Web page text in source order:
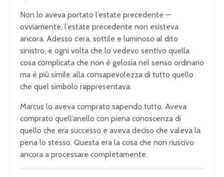
Non lo aveva portato l’estate precedente —
ovviamente, l’estate precedente non esisteva
ancora. Adesso c’era, sottile e luminoso al dito
sinistro, e ogni volta che lo vedevo sentivo quella
cosa complicata che non è gelosia nel senso ordinario
ma è più simile alla consapevolezza di tutto quello
che quel simbolo rappresentava.
Marcus lo aveva comprato sapendo tutto. Aveva
comprato quell’anello con piena conoscenza di
quello che era successo e aveva deciso che valeva la
pena lo stesso. Questa era la cosa che non riuscivo
ancora a processare completamente.